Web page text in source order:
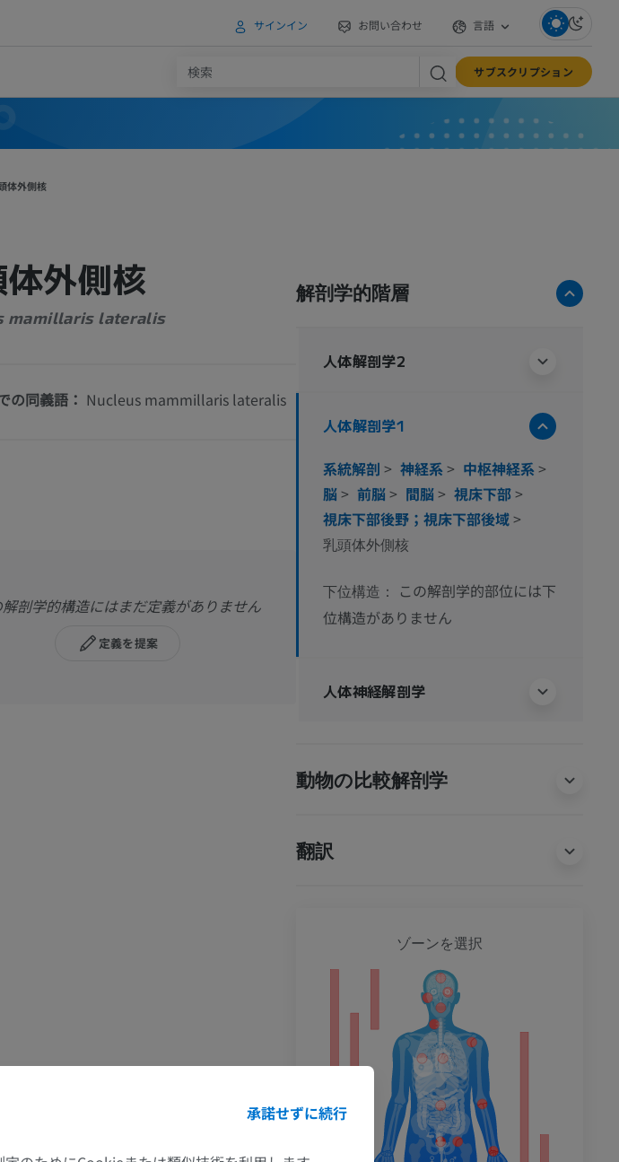
サインイン お問い合わせ 言語
サブスクリプション
体外側核
外側核
mamillaris lateralis
の同義語： Nucleus mammillaris lateralis
解剖学的構造にはまだ定義がありません
定義を提案
解剖学的階層
人体解剖学2
人体解剖学1
系統解剖 > 神経系> 中枢神経系>
脳> 前脳> 間脳> 視床下部>
視床下部後野；視床下部後域>
乳頭体外側核
下位構造：
この解剖学的部位には下
位構造がありません
人体神経解剖学
動物の比較解剖学
翻訳
ゾーンを選択
承諾せずに続行